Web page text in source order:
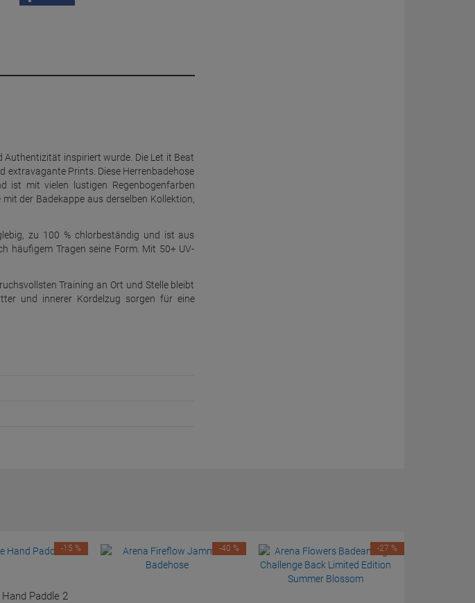
inspiriert wurde. Die Let it Beat
extravagante Prints. Diese Herrenbadehose
ist mit vielen lustigen Regenbogenfarben
der Badekappe aus derselben Kollektion,
zu 100 % chlorbeständig und ist aus
häufigem Tragen seine Form. Mit 50+ UV-
Training an Ort und Stelle bleibt
und innerer Kordelzug sorgen für eine
Paddle 2
-15 % -40 % -27 %